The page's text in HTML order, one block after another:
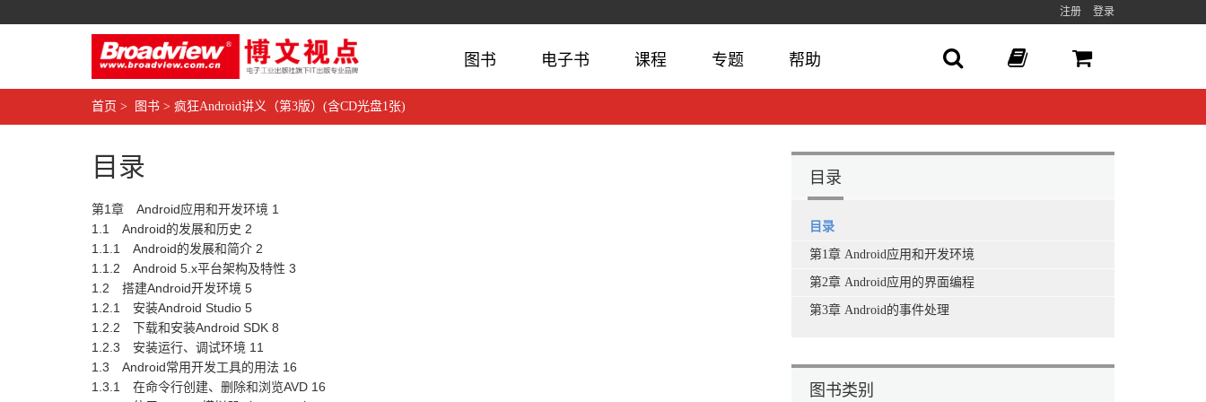
注册 登录
图书 电子书 课程 专题 帮助
首页 > 图书 > 疯狂Android讲义（第3版）(含CD光盘1张)
目录
第1章 Android应用和开发环境 1
1.1 Android的发展和历史 2
1.1.1 Android的发展和简介 2
1.1.2 Android 5.x平台架构及特性 3
1.2 搭建Android开发环境 5
1.2.1 安装Android Studio 5
1.2.2 下载和安装Android SDK 8
1.2.3 安装运行、调试环境 11
1.3 Android常用开发工具的用法 16
1.3.1 在命令行创建、删除和浏览AVD 16
目录
目录
第1章 Android应用和开发环境
第2章 Android应用的界面编程
第3章 Android的事件处理
图书类别